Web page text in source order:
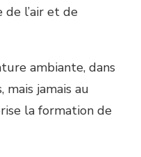
l’air et de
ambiante, dans
mais jamais au
la formation de